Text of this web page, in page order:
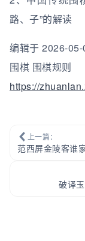
路、子”的解读
编辑于 2026-
围棋 围棋规则
https://
上一篇：
范西屏金陵客谁家
破译